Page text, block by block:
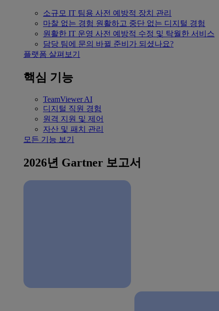
소규모 IT 팀용 사전 예방적 장치 관리
마찰 없는 경험 원활하고 중단 없는 디지털 경험
원활한 IT 운영 사전 예방적 수정 및 탁월한 서비스
담당 팀에 문의 바뀔 준비가 되셨나요?
플랫폼 살펴보기
핵심 기능
TeamViewer AI
디지털 직원 경험
원격 지원 및 제어
자산 및 패치 관리
모든 기능 보기
2026년 Gartner 보고서